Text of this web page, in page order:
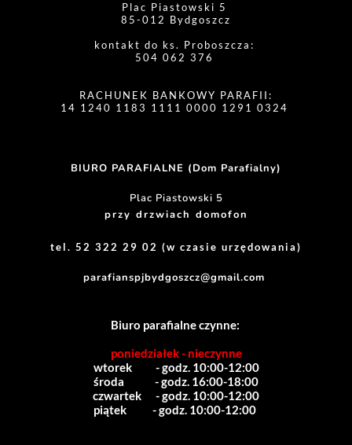
Plac Piastowski 5
85-012 Bydgoszcz
kontakt do ks. Proboszcza:
504 062 376
RACHUNEK BANKOWY PARAFII:
14 1240 1183 1111 0000 1291 0324
BIURO PARAFIALNE (Dom Parafialny)
Plac Piastowski 5
przy drzwiach domofon
tel. 52 322 29 02 (w czasie urzędowania)
parafianspjbydgoszcz@gmail.com
Biuro parafialne czynne:
poniedziałek - nieczynne
wtorek          - godz. 10:00-12:00
środa             - godz. 16:00-18:00
czwartek      - godz. 10:00-12:00
piątek           - godz. 10:00-12:00